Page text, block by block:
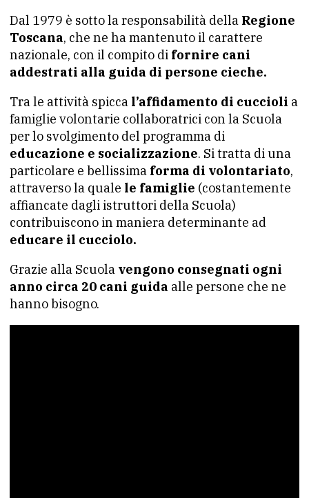
Dal 1979 è sotto la responsabilità della Regione
Toscana, che ne ha mantenuto il carattere
nazionale, con il compito di fornire cani
addestrati alla guida di persone cieche.
Tra le attività spicca l’affidamento di cuccioli a
famiglie volontarie collaboratrici con la Scuola
per lo svolgimento del programma di
educazione e socializzazione. Si tratta di una
particolare e bellissima forma di volontariato,
attraverso la quale le famiglie (costantemente
affiancate dagli istruttori della Scuola)
contribuiscono in maniera determinante ad
educare il cucciolo.
Grazie alla Scuola vengono consegnati ogni
anno circa 20 cani guida alle persone che ne
hanno bisogno.